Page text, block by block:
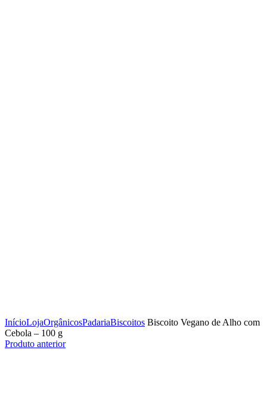
InícioLojaOrgânicosPadariaBiscoitos Biscoito Vegano de Alho com
Cebola – 100 g
Produto anterior